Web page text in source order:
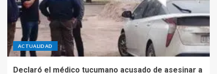
ACTUALIDAD
Declaró el médico tucumano acusado de asesinar a